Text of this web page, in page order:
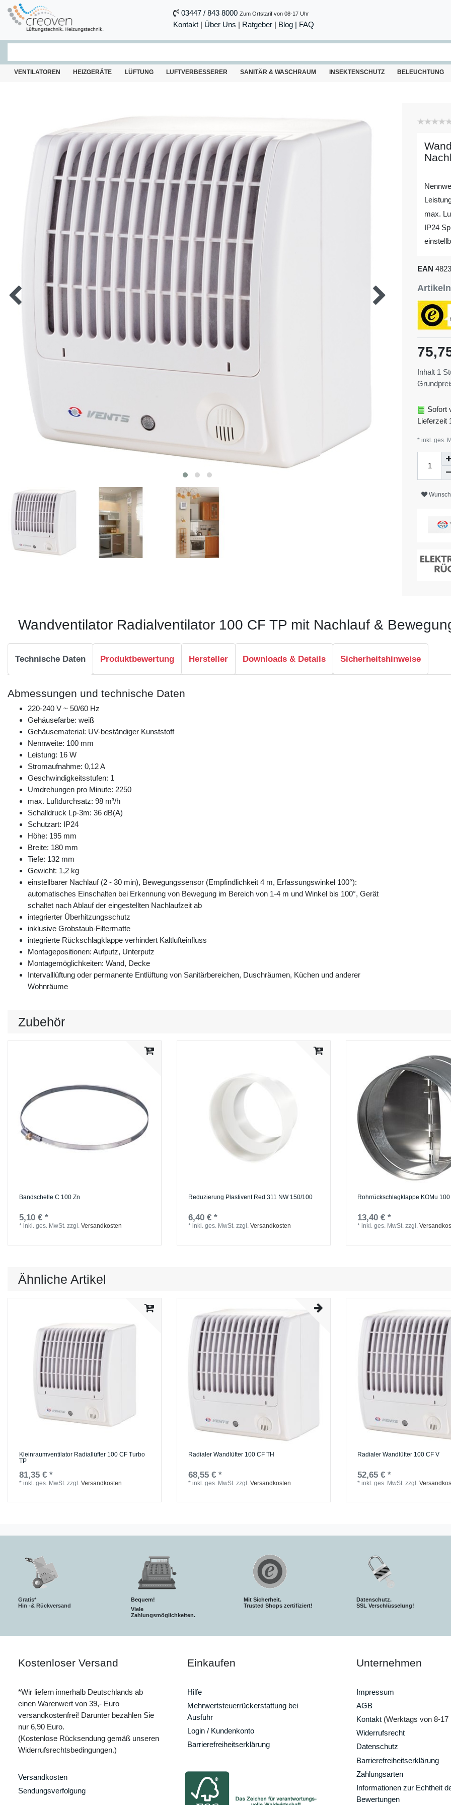
03447 / 843 8000 Zum Ortstarif von 08-17 Uhr
Kontakt| Über Uns | Ratgeber| Blog | FAQ
VENTILATOREN HEIZGERÄTE LÜFTUNG LUFTVERBESSERER SANITÄR & WASCHRAUM INSEKTENSCHUTZ BELEUCHTUNG
max.
IP24
EAN
Inhalt 1
Sofort
Lieferzeit
* inkl. ges.
Wandventilator Radialventilator 100 CF TP mit Nachlauf &
Technische Daten Produktbewertung Hersteller Downloads & Details Sicherheitshinweise
Abmessungen und technische Daten
220-240 V ~ 50/60 Hz
Gehäusefarbe: weiß
Gehäusematerial: UV-beständiger Kunststoff
Nennweite: 100 mm
Leistung: 16 W
Stromaufnahme: 0,12 A
Geschwindigkeitsstufen: 1
Umdrehungen pro Minute: 2250
max. Luftdurchsatz: 98 m³/h
Schalldruck Lp-3m: 36 dB(A)
Schutzart: IP24
Höhe: 195 mm
Breite: 180 mm
Tiefe: 132 mm
Gewicht: 1,2 kg
einstellbarer Nachlauf (2 - 30 min), Bewegungssensor (Empfindlichkeit 4 m, Erfassungswinkel 100°):
automatisches Einschalten bei Erkennung von Bewegung im Bereich von 1-4 m und Winkel bis 100°, Gerät
schaltet nach Ablauf der eingestellten Nachlaufzeit ab
integrierter Überhitzungsschutz
inklusive Grobstaub-Filtermatte
integrierte Rückschlagklappe verhindert Kaltlufteinfluss
Montagepositionen: Aufputz, Unterputz
Montagemöglichkeiten: Wand, Decke
Intervalllüftung oder permanente Entlüftung von Sanitärbereichen, Duschräumen, Küchen und anderer
Wohnräume
Zubehör
Bandschelle C 100 Zn
5,10 € *
*inkl. ges. MwSt. zzgl.Versandkosten
Reduzierung Plastivent Red 311 NW 150/100
6,40 € *
*inkl. ges. MwSt. zzgl.Versandkosten
Rohrrückschlagklappe KOMu 100
13,40 € *
*inkl. ges. MwSt. zzgl.
Ähnliche Artikel
Kleinraumventilator Radiallüfter 100 CF Turbo
TP
81,35 € *
*inkl. ges. MwSt. zzgl.Versandkosten
Radialer Wandlüfter 100 CF TH
68,55 € *
*inkl. ges. MwSt. zzgl.Versandkosten
Radialer Wandlüfter 100 CF V
52,65 € *
*inkl. ges. MwSt. zzgl.
Gratis*
Hin -& Rückversand
Bequem!
Viele
Zahlungsmöglichkeiten.
Mit Sicherheit.
Trusted Shops zertifiziert!
Datenschutz.
SSL Verschlüsselung!
Kostenloser Versand
*Wir liefern innerhalb Deutschlands ab
einen Warenwert von 39,- Euro
versandkostenfrei! Darunter bezahlen Sie
nur 6,90 Euro.
(Kostenlose Rücksendung gemäß unseren
Widerrufsrechtsbedingungen.)
Versandkosten
Sendungsverfolgung
Einkaufen
Hilfe
Mehrwertsteuerrückerstattung bei
Ausfuhr
Login / Kundenkonto
Barrierefreiheitserklärung
Unternehmen
Impressum
AGB
Kontakt (Werktags von 8-17
Widerrufsrecht
Datenschutz
Barrierefreiheitserklärung
Zahlungsarten
Informationen zur Echtheit
Bewertungen